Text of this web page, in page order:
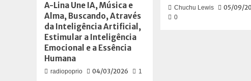
A-Lina Une IA, Música e
Alma, Buscando, Através
da Inteligência Artificial,
Estimular a Inteligência
Emocional e a Essência
Humana
radiopoprio 04/03/2026 1
Chuchu Lewis 05/09/
0